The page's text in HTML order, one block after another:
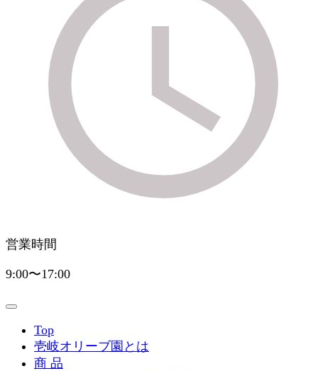
営業時間
9:00〜17:00
Top
壱岐オリーブ園とは
商 品